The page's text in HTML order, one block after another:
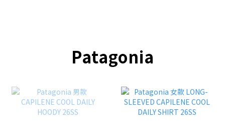
Patagonia